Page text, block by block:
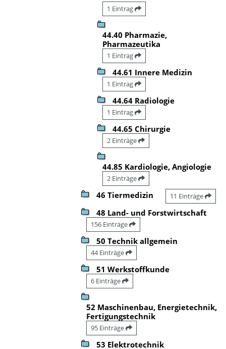
1 Eintrag
44.40 Pharmazie,
Pharmazeutika
1 Eintrag
44.61 Innere Medizin
1 Eintrag
44.64 Radiologie
1 Eintrag
44.65 Chirurgie
2 Einträge
44.85 Kardiologie, Angiologie
2 Einträge
46 Tiermedizin 11 Einträge
48 Land- und Forstwirtschaft
156 Einträge
50 Technik allgemein
44 Einträge
51 Werkstoffkunde
6 Einträge
52 Maschinenbau, Energietechnik,
Fertigungstechnik
95 Einträge
53 Elektrotechnik